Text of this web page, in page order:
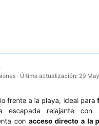
· Última actualización: 29
frente a la playa, ideal para
escapada relajante con
con acceso directo a la